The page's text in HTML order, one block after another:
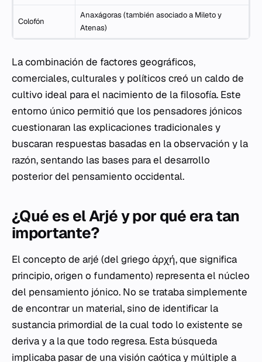
Colofón
Anaxágoras (también asociado a Mileto y
Atenas)
La combinación de factores geográficos,
comerciales, culturales y políticos creó un caldo de
cultivo ideal para el nacimiento de la filosofía. Este
entorno único permitió que los pensadores jónicos
cuestionaran las explicaciones tradicionales y
buscaran respuestas basadas en la observación y la
razón, sentando las bases para el desarrollo
posterior del pensamiento occidental.
¿Qué es el Arjé y por qué era tan
importante?
El concepto de arjé (del griego ἀρχή, que significa
principio, origen o fundamento) representa el núcleo
del pensamiento jónico. No se trataba simplemente
de encontrar un material, sino de identificar la
sustancia primordial de la cual todo lo existente se
deriva y a la que todo regresa. Esta búsqueda
implicaba pasar de una visión caótica y múltiple a